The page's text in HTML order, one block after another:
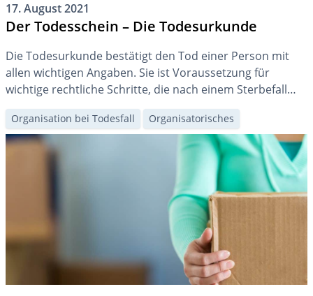
17. August 2021
Der Todesschein – Die Todesurkunde
Die Todesurkunde bestätigt den Tod einer Person mit
allen wichtigen Angaben. Sie ist Voraussetzung für
wichtige rechtliche Schritte, die nach einem Sterbefall
vorzunehmen sind. Mit ihr können die Erben bspw. den
Erbschein beantragen und die Bestattung organisieren.
Organisation bei Todesfall Organisatorisches